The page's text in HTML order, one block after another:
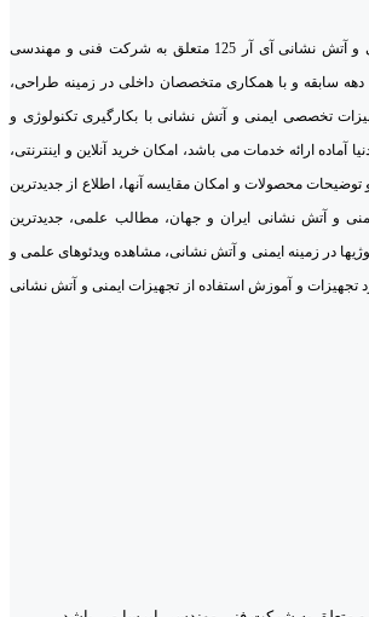
سایت جامع ایمنی و آتش نشانی آی آر 125 متعلق به شرکت فنی و مهندسی
سابقه و با همکاری متخصصان داخلی در زمینه طراحی،
تخصصی ایمنی و آتش نشانی با بکارگیری تکنولوژی و
آماده ارائه خدمات می باشد، امکان خرید آنلاین و اینترنتی،
محصولات و امکان مقایسه آنها، اطلاع از جدیدترین
و آتش نشانی ایران و جهان، مطالب علمی، جدیدترین
در زمینه ایمنی و آتش نشانی، مشاهده ویدئوهای علمی و
تجهیزات و آموزش استفاده از تجهیزات ایمنی و آتش نشانی